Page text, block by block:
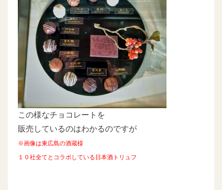
この様なチョコレートを
販売しているのはわかるのですが
※画像は東広島の酒蔵様
１０社全てとコラボしている日本酒トリュフ